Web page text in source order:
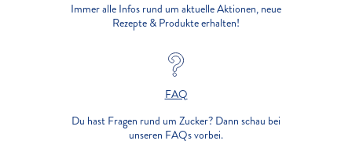
Immer alle Infos rund um aktuelle Aktionen, neue
Rezepte & Produkte erhalten!
FAQ
Du hast Fragen rund um Zucker? Dann schau bei
unseren FAQs vorbei.